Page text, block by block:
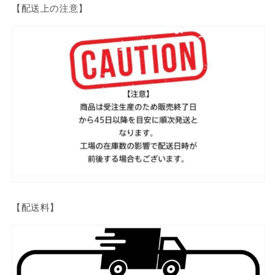
【配送上の注意】
【配送料】